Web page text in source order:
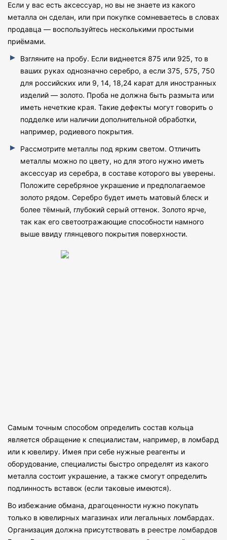
Если у вас есть аксессуар, но вы не знаете из какого
металла он сделан, или при покупке сомневаетесь в словах
продавца — воспользуйтесь несколькими простыми
приёмами.
Взгляните на пробу. Если виднеется 875 или 925, то в
ваших руках однозначно серебро, а если 375, 575, 750
для российских или 9, 14, 18,24 карат для иностранных
изделий — золото. Проба не должна быть размыта или
иметь нечеткие края. Такие дефекты могут говорить о
подделке или наличии дополнительной обработки,
например, родиевого покрытия.
Рассмотрите металлы под ярким светом. Отличить
металлы можно по цвету, но для этого нужно иметь
аксессуар из серебра, в составе которого вы уверены.
Положите серебряное украшение и предполагаемое
золото рядом. Серебро будет иметь матовый блеск и
более тёмный, глубокий серый оттенок. Золото ярче,
так как его светоотражающие способности намного
выше ввиду глянцевого покрытия поверхности.
Самым точным способом определить состав кольца
является обращение к специалистам, например, в ломбард
или к ювелиру. Имея при себе нужные реагенты и
оборудование, специалисты быстро определят из какого
металла состоит украшение, а также смогут определить
подлинность вставок (если таковые имеются).
Во избежание обмана, драгоценности нужно покупать
только в ювелирных магазинах или легальных ломбардах.
Организация должна присутствовать в реестре ломбардов